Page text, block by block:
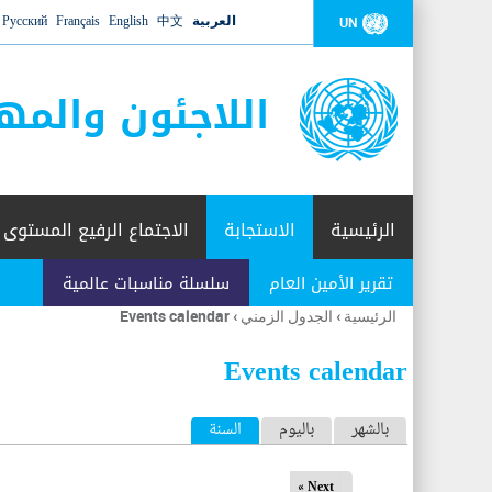
UN العربية 中文
English
Français
Русский
اللاجئون
الرئيسية الاستجابة
تقرير الأمين العام سلسلة مناسبات عالمية
الاجتماع الرفيع المستوى
أنت
هنا
الرئيسية › الجدول الزمني ›
Events calendar
Events calendar
ا بالشهر باليوم السنة (علامة التبويب النشطة)